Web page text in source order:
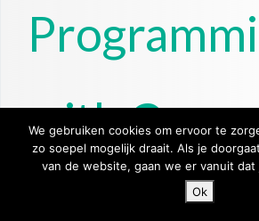
with C++
We gebruiken cookies om ervoor te
zo soepel mogelijk draait. Als je
van de website, gaan we er vanuit
Ok